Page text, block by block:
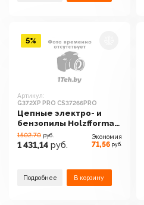
Артикул:
G372XP PRO CS37266PRO
Цепные электро- и
бензопилы Holzfforma
G372XP PRO CS37266PRO
1502.70 руб.
1 431,14 руб.
Экономия
71,56 руб.
Подробнее В корзину
5%